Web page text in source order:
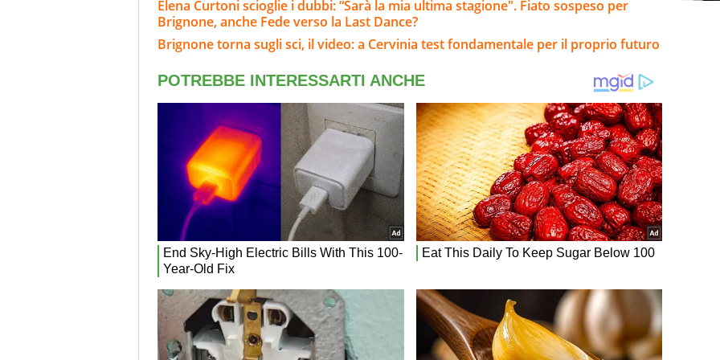
Elena Curtoni scioglie i dubbi: “Sarà la mia ultima stagione". Fiato sospeso per
Brignone, anche Fede verso la Last Dance?
Brignone torna sugli sci, il video: a Cervinia test fondamentale per il proprio futuro